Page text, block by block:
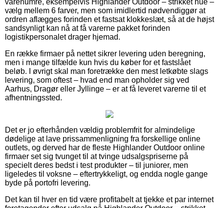
vælg mellem 6 farver, men som imidlertid nødvendiggør at
ordren aflægges forinden et fastsat klokkeslæt, så at de højst
sandsynligt kan nå at få varerne pakket forinden
logistikpersonalet drager hjemad.
En række firmaer på nettet sikrer levering uden beregning,
men i mange tilfælde kun hvis du køber for et fastslået
beløb. I øvrigt skal man foretrække den mest letkøbte slags
levering, som oftest – hvad end man opholder sig ved
Aarhus, Dragør eller Jyllinge – er at få leveret varerne til et
afhentningssted.
Det er jo efterhånden vældig problemfrit for almindelige
dødelige at lave prissammenligning fra forskellige online
outlets, og derved har de fleste Highlander Outdoor online
firmaer set sig tvunget til at tvinge udsalgspriserne på
specielt deres bedst i test produkter – til juniorer, men
ligeledes til voksne – eftertrykkeligt, og endda nogle gange
byde på portofri levering.
Det kan til hver en tid være profitabelt at tjekke et par internet